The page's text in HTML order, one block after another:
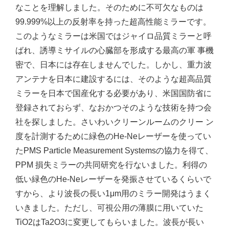
なことを理解しました。そのために不可欠なものは
99.999%以上の反射率を持った超高性能ミラーです。
このようなミラーは米国ではジャイロ品質ミラーと呼
ばれ、誘導ミサイルの心臓部を形成する最高の軍 事機
密で、日本には存在しませんでした。しかし、重力波
アンテナを日本に建設するには、そのような超高品質
ミラーを日本で国産化する必要があり、米国国防省に
登録されておらず、なおかつそのような技術を持つ会
社を探しました。さいわいクリーンルームのクリー ン
度を計測するために緑色のHe-Neレーザーを使ってい
たPMS Particle Measurement Systemsの協力を得て、
PPM 損失ミラーの共同研究を行ないました。利得の
低い緑色のHe-Neレーザーを発振させているくらいで
すから、より波長の長い1μm用のミラー開発はうまく
いきました。ただし、可視公用の薄膜に用いていた
TiO2はTa2O3に変更してもらいました。波長が長い